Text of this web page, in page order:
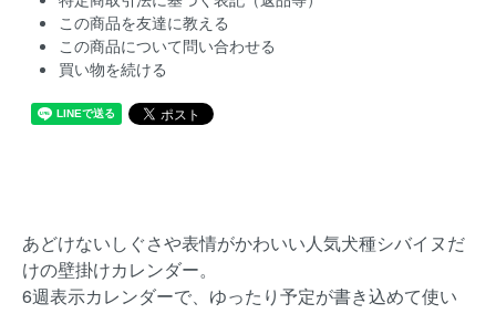
この商品を友達に教える
この商品について問い合わせる
買い物を続ける
あどけないしぐさや表情がかわいい人気犬種シバイヌだ
けの壁掛けカレンダー。
6週表示カレンダーで、ゆったり予定が書き込めて使い